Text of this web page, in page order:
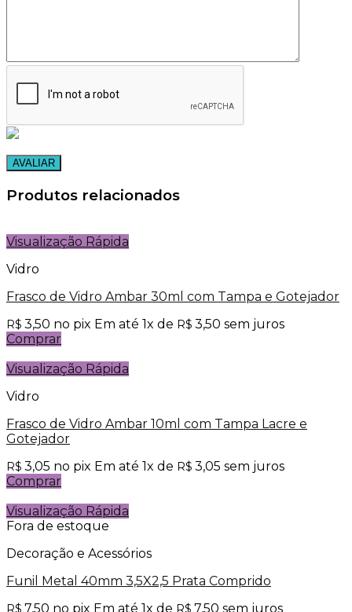
Produtos relacionados
Visualização Rápida
Vidro
Frasco de Vidro Ambar 30ml com Tampa e Gotejador
R$ 3,50 no pix Em até 1x de R$ 3,50 sem juros
Comprar
Visualização Rápida
Vidro
Frasco de Vidro Ambar 10ml com Tampa Lacre e
Gotejador
R$ 3,05 no pix Em até 1x de R$ 3,05 sem juros
Comprar
Visualização Rápida
Fora de estoque
Decoração e Acessórios
Funil Metal 40mm 3,5X2,5 Prata Comprido
R$ 7,50 no pix Em até 1x de R$ 7,50 sem juros